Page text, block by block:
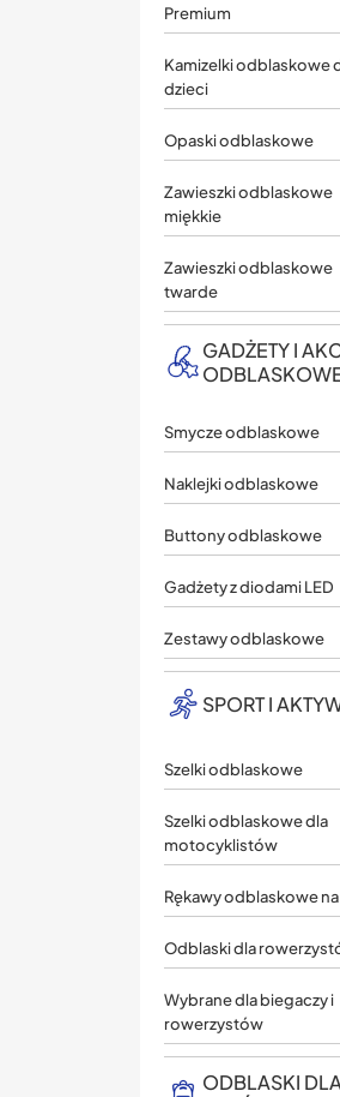
Premium
Kamizelki odblaskowe
dzieci
Opaski odblaskowe
Zawieszki odblaskowe
miękkie
Zawieszki odblaskowe
twarde
GADŻETY I
Smycze odblaskowe
Naklejki odblaskowe
Buttony odblaskowe
Gadżety z diodami LED
Zestawy odblaskowe
SPORT I
Szelki odblaskowe
Szelki odblaskowe dla
motocyklistów
Rękawy odblaskowe
Odblaski dla
Wybrane dla biegaczy i
rowerzystów
ODBLASKI